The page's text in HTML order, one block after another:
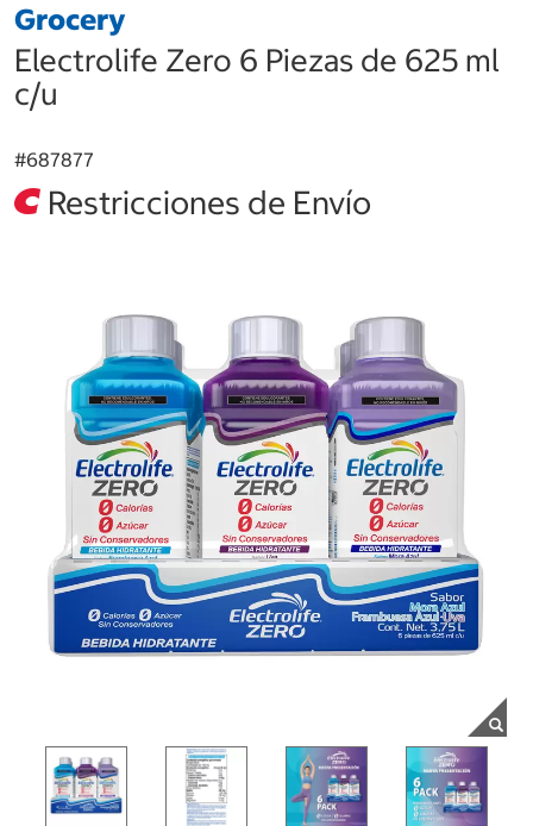
Grocery
Electrolife Zero 6 Piezas de 625 ml
c/u
#687877
Restricciones de Envío